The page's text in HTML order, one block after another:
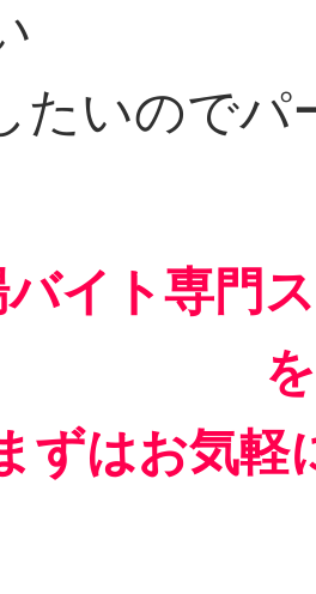
たいので
イト専門
ずはお気軽